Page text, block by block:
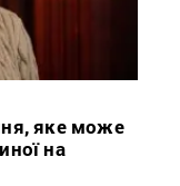
яке може
на